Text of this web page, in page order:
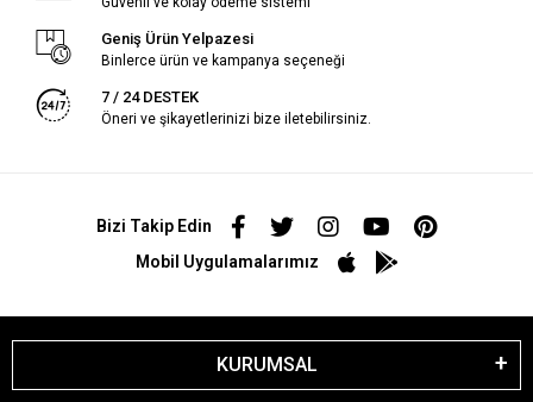
Geniş Ürün Yelpazesi
Binlerce ürün ve kampanya seçeneği
7 / 24 DESTEK
Öneri ve şikayetlerinizi bize iletebilirsiniz.
Bizi Takip Edin
Mobil Uygulamalarımız
KURUMSAL